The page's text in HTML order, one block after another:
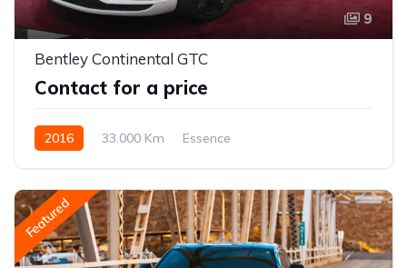
9
Bentley Continental GTC
Contact for a price
2016 33.000 Km Essence
Featured